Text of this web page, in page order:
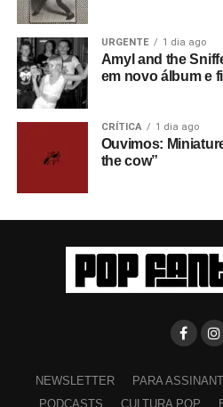
URGENTE 1 dia ago
Amyl and the
em novo álbum e
CRÍTICA 1 dia ago
Ouvimos:
the cow”
NEWSLETTER PARA
PODCASTS
CULTURA POP